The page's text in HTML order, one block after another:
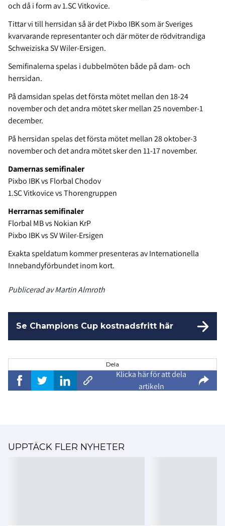
och då i form av 1.SC Vitkovice.
Tittar vi till herrsidan så är det Pixbo IBK som är Sveriges
kvarvarande representanter och där möter de rödvitrandiga
Schweiziska SV Wiler-Ersigen.
Semifinalerna spelas i dubbelmöten både på dam- och
herrsidan.
På damsidan spelas det första mötet mellan den 18-24
november och det andra mötet sker mellan 25 november-1
december.
På herrsidan spelas det första mötet mellan 28 oktober-3
november och det andra mötet sker den 11-17 november.
Damernas semifinaler
Pixbo IBK vs Florbal Chodov
1.SC Vitkovice vs Thorengruppen
Herrarnas semifinaler
Florbal MB vs Nokian KrP
Pixbo IBK vs SV Wiler-Ersigen
Exakta speldatum kommer presenteras av Internationella
Innebandyförbundet inom kort.
Publicerad av Martin Almroth
Se Champions Cup kostnadsfritt här
Dela
Klicka här för att dela
artikeln
UPPTÄCK FLER NYHETER